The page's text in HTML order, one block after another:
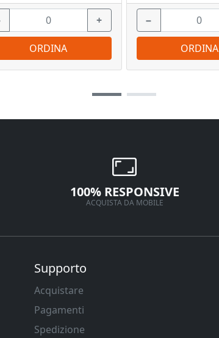
+
ORDINA
−
ORDINA
100% RESPONSIVE
ACQUISTA DA MOBILE
Supporto
Acquistare
Pagamenti
Spedizione